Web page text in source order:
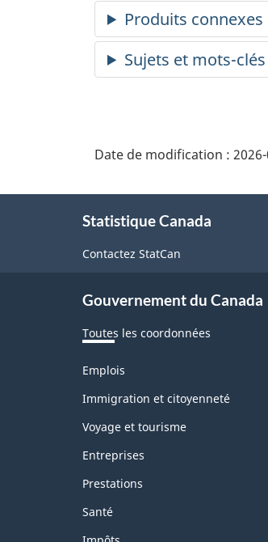
Date de modification :
Statistique Canada
Contactez StatCan
Gouvernement du Canada
Toutes les coordonnées
Thèmes
sujets
Emplois
Immigration et citoyenneté
Voyage et tourisme
Entreprises
Prestations
Santé